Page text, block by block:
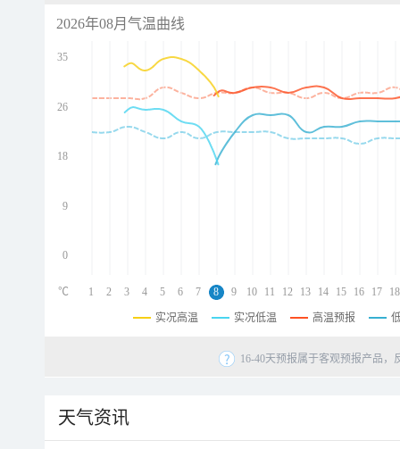
2026年08月气温曲线
35
26
18
9
0
1 2 3 4 5 6 7 8 9 10 11 12 13 14 15 16 17 18
℃
实况高温 实况低温 高温预报
16-40天预报属于客观预报产品
天气资讯